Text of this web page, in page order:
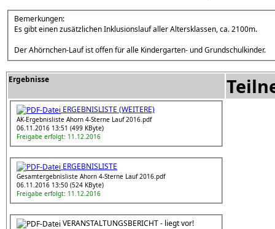
Bemerkungen:
Es gibt einen zusätzlichen Inklusionslauf aller Altersklassen, ca. 2100m.
Der Ahörnchen-Lauf ist offen für alle Kindergarten- und Grundschulkinder.
Ergebnisse
ERGEBNISLISTE (WEITERE)
AK-Ergebnisliste Ahorn 4-Sterne Lauf 2016.pdf
06.11.2016 13:51 (499 KByte)
Freigabe erfolgt: 11.12.2016
ERGEBNISLISTE
Gesamtergebnisliste Ahorn 4-Sterne Lauf 2016.pdf
06.11.2016 13:50 (524 KByte)
Freigabe erfolgt: 11.12.2016
VERANSTALTUNGSBERICHT - liegt vor!